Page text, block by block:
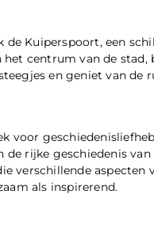
de Kuiperspoort, een
centrum van de
en geniet van de
voor
de rijke geschiedenis
verschillende aspecten
als inspirerend.